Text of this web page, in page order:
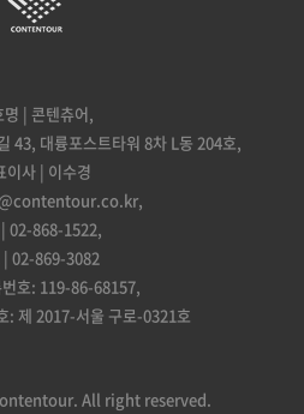
명 | 콘텐츄어,
43, 대륭포스트타워 8차 L동 204호,
이사 | 이수경
02-868-1522,
| 02-869-3082
번호: 119-86-68157,
: 제 2017-서울 구로-0321호
All right reserved.